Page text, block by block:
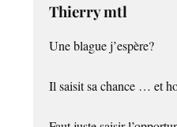
Thierry mtl
Une blague j’espère?
Il saisit sa chance … et